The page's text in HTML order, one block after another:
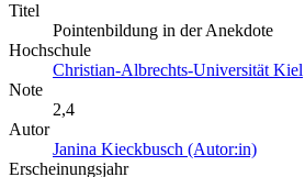
Titel
Pointenbildung in der Anekdote
Hochschule
Christian-Albrechts-Universität Kiel
Note
2,4
Autor
Janina Kieckbusch (Autor:in)
Erscheinungsjahr